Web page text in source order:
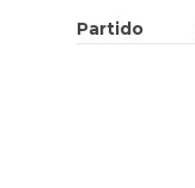
Partido